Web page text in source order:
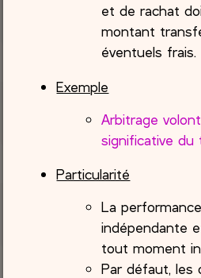
et de rachat
montant
éventuels frais.
Exemple
Arbitrage
significative du
Particularité
La
indépendante
tout moment
Par défaut, les